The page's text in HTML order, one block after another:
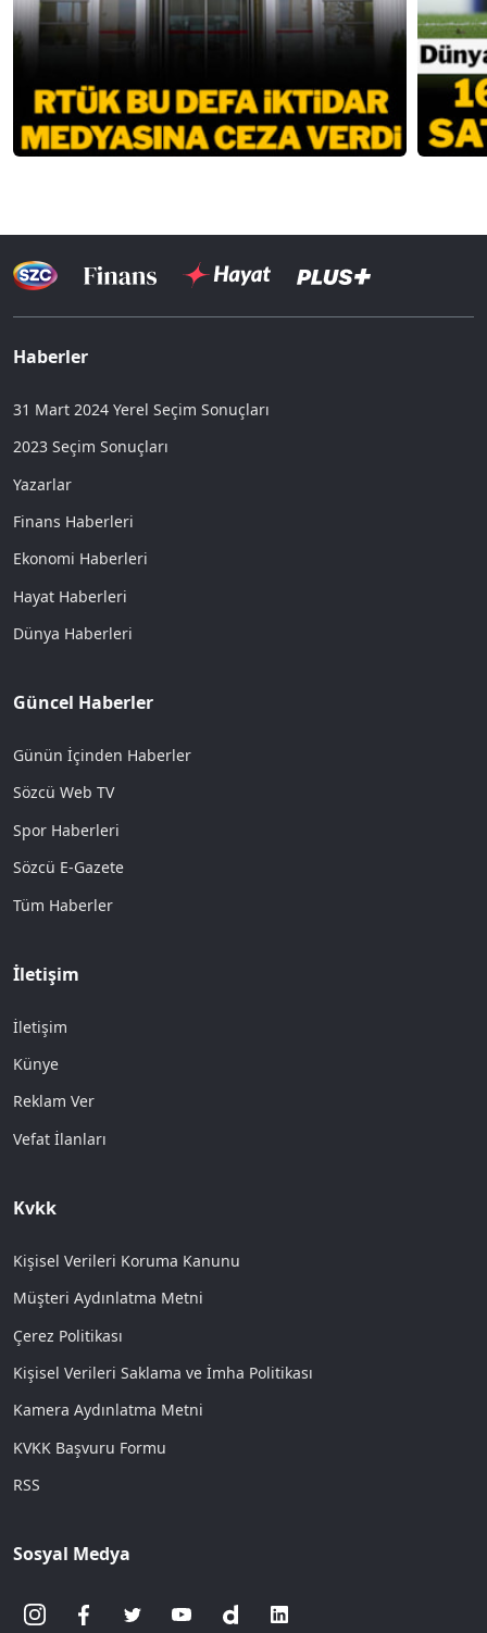
Haberler
31 Mart 2024 Yerel Seçim Sonuçları
2023 Seçim Sonuçları
Yazarlar
Finans Haberleri
Ekonomi Haberleri
Hayat Haberleri
Dünya Haberleri
Güncel Haberler
Günün İçinden Haberler
Sözcü Web TV
Spor Haberleri
Sözcü E-Gazete
Tüm Haberler
İletişim
İletişim
Künye
Reklam Ver
Vefat İlanları
Kvkk
Kişisel Verileri Koruma Kanunu
Müşteri Aydınlatma Metni
Çerez Politikası
Kişisel Verileri Saklama ve İmha Politikası
Kamera Aydınlatma Metni
KVKK Başvuru Formu
RSS
Sosyal Medya